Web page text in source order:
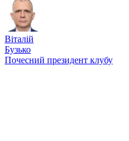
Віталій
Бузько
Почесний президент клубу